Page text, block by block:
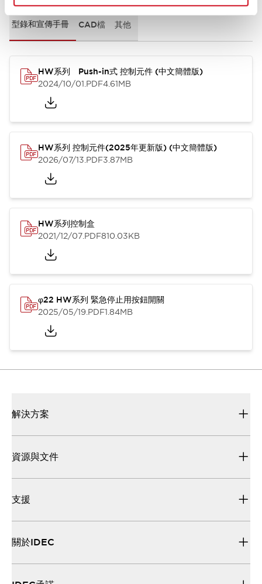
型錄和宣傳手冊 CAD檔 其他
HW系列 Push-in式 控制元件 (中文簡體版)
2024/10/01.PDF4.61MB
HW系列 控制元件(2025年更新版) (中文簡體版)
2026/07/13.PDF3.87MB
HW系列控制盒
2021/12/07.PDF810.03KB
φ22 HW系列 緊急停止用按鈕開關
2025/05/19.PDF1.84MB
解決方案
資源與文件
支援
關於IDEC